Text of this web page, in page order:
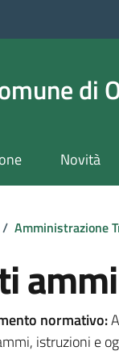
di
Novità
/ Amministrazione
normativo:
istruzioni e